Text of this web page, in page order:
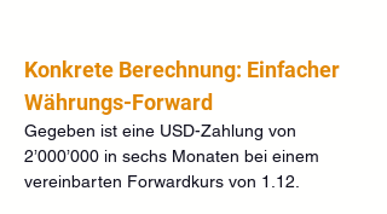
Konkrete Berechnung: Einfacher
Währungs-Forward
Gegeben ist eine USD-Zahlung von
2’000’000 in sechs Monaten bei einem
vereinbarten Forwardkurs von 1.12.